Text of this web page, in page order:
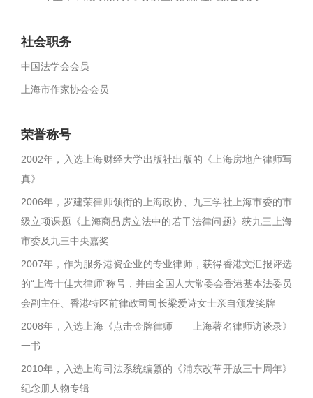
社会职务
中国法学会会员
上海市作家协会会员
荣誉称号
2002年，入选上海财经大学出版社出版的《上海房地产律师写
真》
2006年，罗建荣律师领衔的上海政协、九三学社上海市委的市
级立项课题《上海商品房立法中的若干法律问题》获九三上海
市委及九三中央嘉奖
2007年，作为服务港资企业的专业律师，获得香港文汇报评选
的“上海十佳大律师”称号，并由全国人大常委会香港基本法委员
会副主任、香港特区前律政司司长梁爱诗女士亲自颁发奖牌
2008年，入选上海《点击金牌律师——上海著名律师访谈录》
一书
2010年，入选上海司法系统编纂的《浦东改革开放三十周年》
纪念册人物专辑